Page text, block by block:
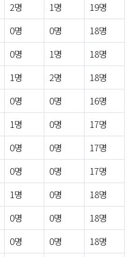
2명 1명
19명
0명 0명
18명
0명 1명
18명
1명 2명
18명
0명 0명
16명
1명 0명
17명
0명 0명
17명
0명 0명
17명
1명 0명
18명
0명 0명
18명
0명 0명 18명